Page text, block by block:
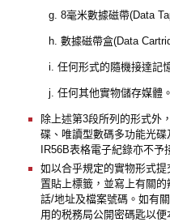
g. 8毫米數據磁帶(Data
h. 數據磁帶盒(Data
i. 任何形式的隨機接達記
j. 任何其他實物儲存媒體。
除上述第3段所列的形式外
碟、唯讀型數碼多功能光
IR56B表格電子紀錄亦不予
如以合乎規定的實物形式
置貼上標籤，並寫上有關
話/地址及檔案號碼。如有
用的税務局公開密碼匙以